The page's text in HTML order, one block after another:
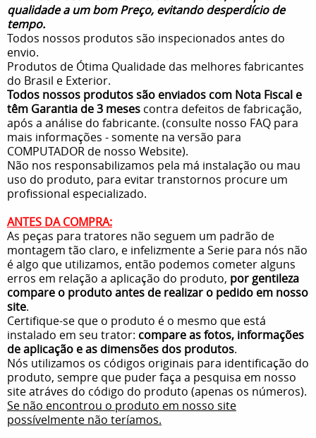
qualidade a um bom Preço, evitando desperdício de
tempo.
Todos nossos produtos são inspecionados antes do
envio.
Produtos de Ótima Qualidade das melhores fabricantes
do Brasil e Exterior.
Todos nossos produtos são enviados com Nota Fiscal e
têm Garantia de 3 meses contra defeitos de fabricação,
após a análise do fabricante. (consulte nosso FAQ para
mais informações - somente na versão para
COMPUTADOR de nosso Website).
Não nos responsabilizamos pela má instalação ou mau
uso do produto, para evitar transtornos procure um
profissional especializado.
ANTES DA COMPRA:
As peças para tratores não seguem um padrão de
montagem tão claro, e infelizmente a Serie para nós não
é algo que utilizamos, então podemos cometer alguns
erros em relação a aplicação do produto, por gentileza
compare o produto antes de realizar o pedido em nosso
site.
Certifique-se que o produto é o mesmo que está
instalado em seu trator: compare as fotos, informações
de aplicação e as dimensões dos produtos.
Nós utilizamos os códigos originais para identificação do
produto, sempre que puder faça a pesquisa em nosso
site atráves do código do produto (apenas os números).
Se não encontrou o produto em nosso site
possívelmente não teríamos.